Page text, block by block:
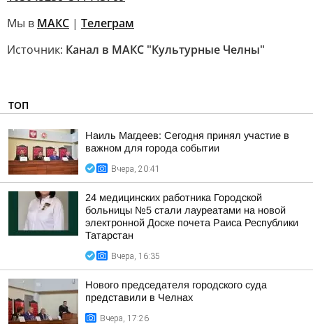
Мы в МАКС | Телеграм
Источник: Канал в МАКС "Культурные Челны"
ТОП
Наиль Магдеев: Сегодня принял участие в
важном для города событии
Вчера, 20:41
24 медицинских работника Городской
больницы №5 стали лауреатами на новой
электронной Доске почета Раиса Республики
Татарстан
Вчера, 16:35
Нового председателя городского суда
представили в Челнах
Вчера, 17:26